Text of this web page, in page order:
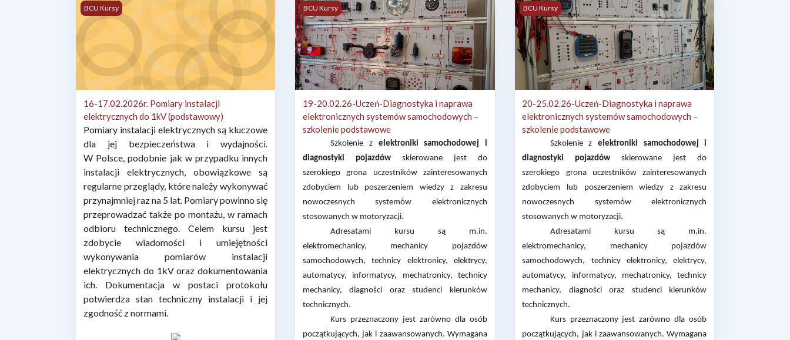
16-17.02.2026r. Pomiary instalacji elektrycznych do 1kV (podstawowy)
BCU Kursy
16-17.02.2026r. Pomiary instalacji
elektrycznych do 1kV (podstawowy)
Pomiary instalacji elektrycznych są kluczowe
dla jej bezpieczeństwa i wydajności.
W Polsce, podobnie jak w przypadku innych
instalacji elektrycznych, obowiązkowe są
regularne przeglądy, które należy wykonywać
przynajmniej raz na 5 lat. Pomiary powinno się
przeprowadzać także po montażu, w ramach
odbioru technicznego. Celem kursu jest
zdobycie wiadomości i umiejętności
wykonywania pomiarów instalacji
elektrycznych do 1kV oraz dokumentowania
ich. Dokumentacja w postaci protokołu
potwierdza stan techniczny instalacji i jej
zgodność z normami.
19-20.02.26-Uczeń-Diagnostyka i naprawa elektronicznych systemów samochodowych – szkolenie podstawowe
BCU Kursy
19-20.02.26-Uczeń-Diagnostyka i naprawa
elektronicznych systemów samochodowych –
szkolenie podstawowe
Szkolenie z elektroniki samochodowej i
diagnostyki pojazdówskierowane jest do
szerokiego grona uczestników zainteresowanych
zdobyciem lub poszerzeniem wiedzy z zakresu
nowoczesnych systemów elektronicznych
stosowanych w motoryzacji.
Adresatami kursu są m.in.
elektromechanicy, mechanicy pojazdów
samochodowych, technicy elektronicy, elektrycy,
automatycy, informatycy, mechatronicy, technicy
mechanicy, diagności oraz studenci kierunków
technicznych.
Kurs przeznaczony jest zarówno dla osób
początkujących, jak i zaawansowanych. Wymagana
20-25.02.26-Uczeń-Diagnostyka i naprawa elektronicznych
BCU Kursy
20-25.02.26-Uczeń-Diagnostyka i naprawa
elektronicznych systemów samochodowych –
szkolenie podstawowe
Szkolenie z elektroniki samochodowej i
diagnostyki pojazdów skierowane jest do
szerokiego grona uczestników zainteresowanych
zdobyciem lub poszerzeniem wiedzy z zakresu
nowoczesnych systemów elektronicznych
stosowanych w motoryzacji.
Adresatami kursu są m.in.
elektromechanicy, mechanicy pojazdów
samochodowych, technicy elektronicy, elektrycy,
automatycy, informatycy, mechatronicy, technicy
mechanicy, diagności oraz studenci kierunków
technicznych.
Kurs przeznaczony jest zarówno dla osób
początkujących, jak i zaawansowanych. Wymagana